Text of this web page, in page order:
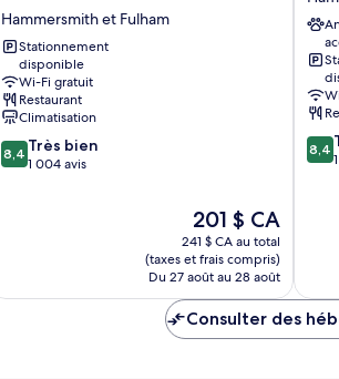
London
-
Chelsea
Hammersmith
et
Fulham
Hammersmith et Fulham
Stationnement
disponible
Wi-Fi gratuit
Restaurant
Climatisation
8.4
sur
8,4 Très bien
1 004 avis
Le
prix
est
de
201 $ CA
201 $ CA
241 $ CA au total
(taxes et frais compris)
Du 27 août au 28 août
8.4
sur
8,4
Consulter des